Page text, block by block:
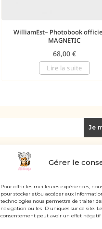
Gérer le
Pour offrir les meilleures expériences,
pour stocker et/ou accéder aux
technologies nous permettra de traiter
navigation ou les ID uniques sur ce site.
consentement peut avoir un effet négatif
WilliamEst– Photobook
MAGNETIC
68,00 €
Lire la suite
Je
Carte cadeau
Politique de
Mentions légales -